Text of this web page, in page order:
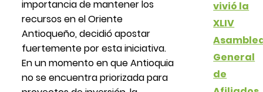
importancia de mantener los
recursos en el Oriente
Antioqueño, decidió apostar
fuertemente por esta iniciativa.
En un momento en que Antioquia
no se encuentra priorizada para
vivió la
XLIV
General
de